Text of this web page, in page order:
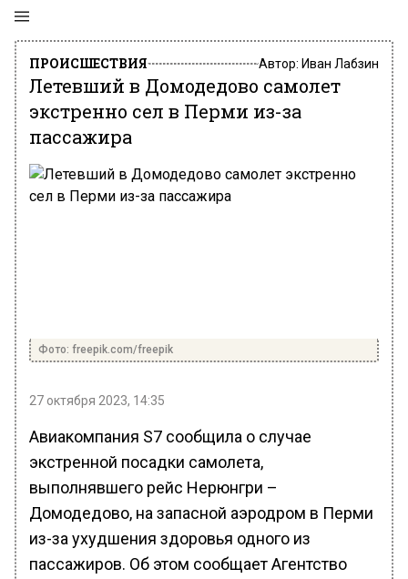
ПРОИСШЕСТВИЯ Автор: Иван Лабзин
Летевший в Домодедово самолет
экстренно сел в Перми из-за
пассажира
Фото: freepik.com/freepik
27 октября 2023, 14:35
Авиакомпания S7 сообщила о случае
экстренной посадки самолета,
выполнявшего рейс Нерюнгри –
Домодедово, на запасной аэродром в Перми
из-за ухудшения здоровья одного из
пассажиров. Об этом сообщает Агентство